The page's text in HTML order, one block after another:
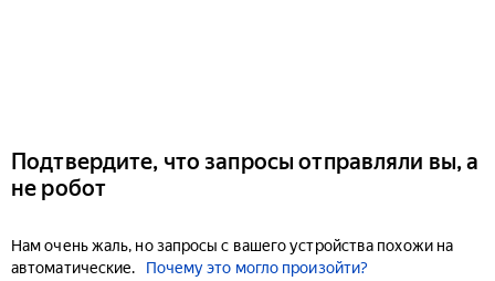
Подтвердите, что запросы отправляли вы, а
не робот
Нам очень жаль, но запросы с вашего устройства похожи на
автоматические.
Почему это могло произойти?